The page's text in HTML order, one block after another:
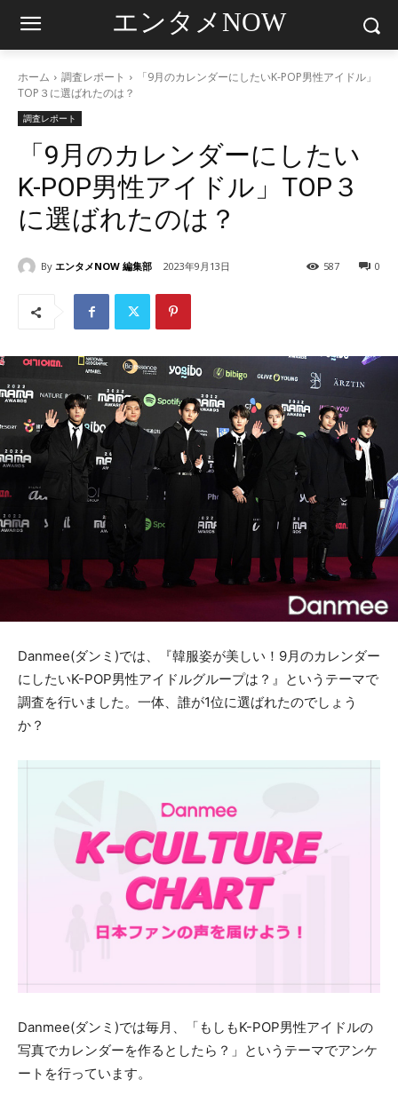
エンタメNOW
ホーム 調査レポート
「9月のカレンダーにしたいK-POP男性アイドル」
TOP３に選ばれたのは？
調査レポート
「9月のカレンダーにしたい
K-POP男性アイドル」TOP３
に選ばれたのは？
By エンタメNOW 編集部 2023年9月13日 0
587
Danmee(ダンミ)では、『韓服姿が美しい！9月のカレンダー
にしたいK-POP男性アイドルグループは？』というテーマで
調査を行いました。一体、誰が1位に選ばれたのでしょう
か？
Danmee(ダンミ)では毎月、「もしもK-POP男性アイドルの
写真でカレンダーを作るとしたら？」というテーマでアンケ
ートを行っています。